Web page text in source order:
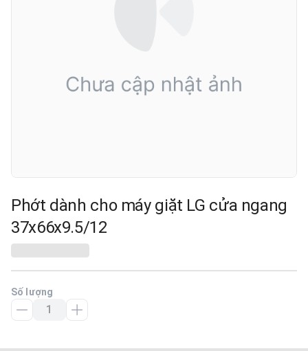
Phớt dành cho máy giặt LG cửa ngang
37x66x9.5/12
Số lượng